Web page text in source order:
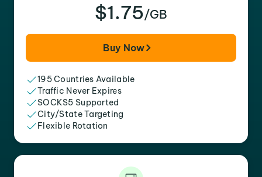
$1.75/GB
Buy Now
195 Countries Available
Traffic Never Expires
SOCKS5 Supported
City/State Targeting
Flexible Rotation